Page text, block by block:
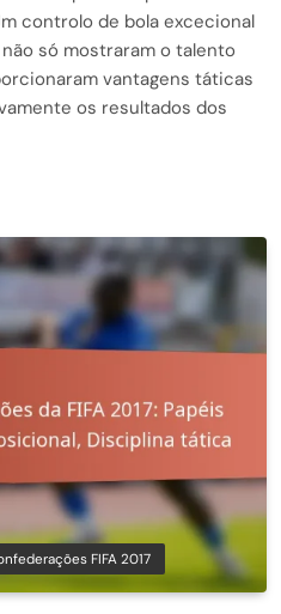
controlo de bola excecional
só mostraram o talento
vantagens táticas
os resultados dos
FIFA 2017